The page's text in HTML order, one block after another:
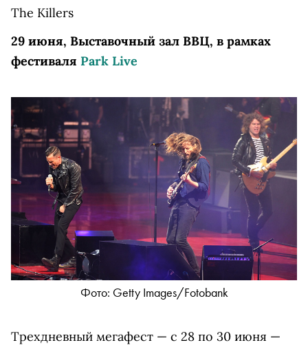
The Killers
29 июня, Выставочный зал ВВЦ, в рамках
фестиваля Park Live
Фото: Getty Imаgеs/Fоtоbаnk
Трехдневный мегафест — с 28 по 30 июня —